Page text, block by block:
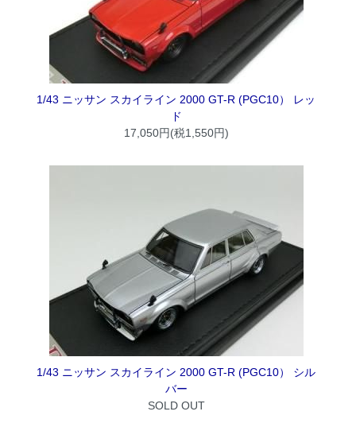
1/43 ニッサン スカイライン 2000 GT-R (PGC10） レッ
ド
17,050円(税1,550円)
1/43 ニッサン スカイライン 2000 GT-R (PGC10） シル
バー
SOLD OUT